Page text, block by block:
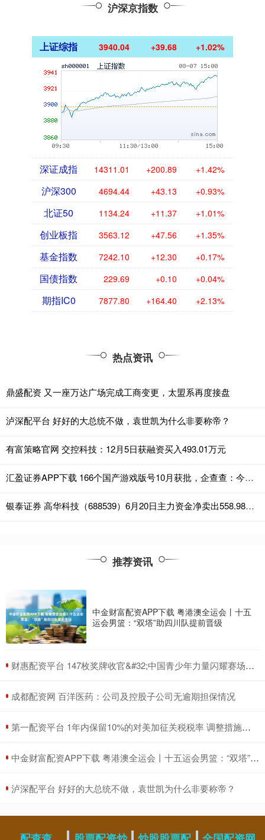
沪深京指数
上证综指 3940.04 +39.68 +1.02%
深证成指 14311.01 +200.89 +1.42%
沪深300 4694.44 +43.13 +0.93%
北证50 1134.24 +11.37 +1.01%
创业板指 3563.12 +47.56 +1.35%
基金指数 7242.10 +12.30 +0.17%
国债指数 229.69 +0.10 +0.04%
期指IC0 7877.80 +164.40 +2.13%
热点资讯
鼎盛配资 又一座万达广场完成工商变更，太盟系再度接盘
泸深配平台 好好的大总统不做，袁世凯为什么非要称帝？
有富策略官网 交控科技：12月5日获融资买入493.01万元
汇盈证券APP下载 166个国产游戏版号10月获批，企查查：今年注册量已超去年全年
银泰证券 高华科技（688539）6月20日主力资金净卖出558.98万元
推荐资讯
中金财富配资APP下载 粤港澳全运会丨十五
运会男篮：“双塔”助四川队提前晋级
​财惠配资平台 147枚奖牌收官&#32;中国青少年力量闪耀赛场——巴林亚青会中国代表团综述
​成都配资网 百洋医药：公司及控股子公司无逾期担保情况
​第一配资平台 1年内保留10%的对美加征关税税率 调整措施公告发布
​中金财富配资APP下载 粤港澳全运会丨十五运会男篮：“双塔”助四川队提前晋级
​泸深配平台 好好的大总统不做，袁世凯为什么非要称帝？